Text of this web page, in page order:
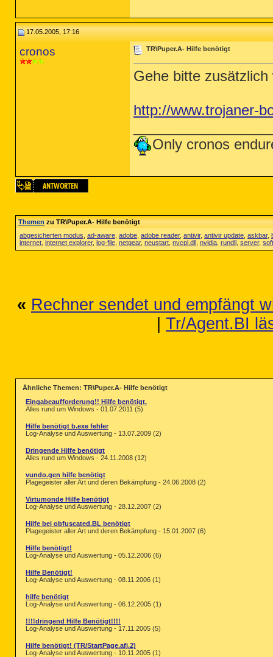
17.05.2005, 17:16
cronos TR\Puper.A- Hilfe benötigt
Gehe bitte
http://www.trojaner-
Only cronos
Themenzu TR\Puper.A- Hilfe benötigt
abgesicherten modus ad-aware adobe adobe reader, antivir, antivir update askbar,
internet internet explorer, log-file netgear, neustart nvcpl.dll nvidia rundll server,
« Rechner sendet und empfängt
Tr/Agent.BI
Ähnliche Themen: TR\Puper.A- Hilfe benötigt
Eingabeaufforderung!! Hilfe benötigt.
Alles rund um Windows - 01.07.2011 (5)
Hilfe benötigt b.exe fehler
Log-Analyse und Auswertung - 13.07.2009 (2)
Dringende Hilfe benötigt
Alles rund um Windows - 24.11.2008 (12)
vundo.gen hilfe benötigt
Plagegeister aller Art und deren Bekämpfung - 24.06.2008 (2)
Virtumonde Hilfe benötigt
Log-Analyse und Auswertung - 28.12.2007 (2)
Hilfe bei obfuscated.BL benötigt
Plagegeister aller Art und deren Bekämpfung - 15.01.2007 (6)
Hilfe benötigt!
Log-Analyse und Auswertung - 05.12.2006 (6)
Hilfe Benötigt!
Log-Analyse und Auswertung - 08.11.2006 (1)
hilfe benötigt
Log-Analyse und Auswertung - 06.12.2005 (1)
!!!!dringend Hilfe Benötigt!!!!
Log-Analyse und Auswertung - 17.11.2005 (5)
Hilfe benötigt! (TR/StartPage.afj.2)
Log-Analyse und Auswertung - 10.11.2005 (1)